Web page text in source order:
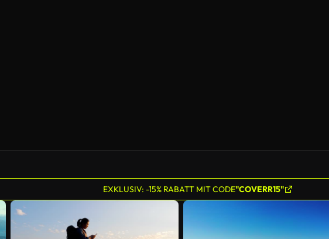
EXKLUSIV: -15% RABATT MIT CODE"COVERR15"